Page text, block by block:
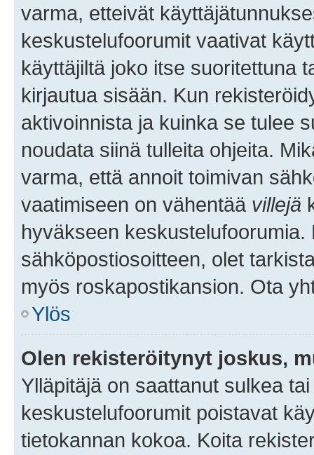
varma, etteivät
keskustelufoorumit vaativat
käyttäjiltä joko itse suoritettuna
kirjautua sisään. Kun
aktivoinnista ja kuinka se tulee
noudata siinä tulleita ohjeita.
varma, että annoit toimivan
vaatimiseen on vähentää villejä
hyväkseen
sähköpostiosoitteen, olet
myös roskapostikansion. Ota
Ylös
Olen rekisteröitynyt joskus,
Ylläpitäjä on saattanut sulkea
keskustelufoorumit poistavat
tietokannan kokoa. Koita